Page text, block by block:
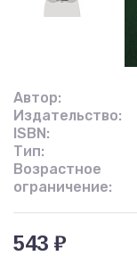
Автор:
Издательство:
ISBN:
Тип:
Возрастное
ограничение:
543 ₽